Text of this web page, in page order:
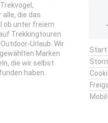
die das
ob unter freiem
Trekkingtouren
Urlaub. Wir
Marken
die wir selbst
haben.
Start